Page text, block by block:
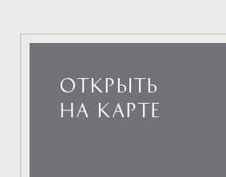
ОТКРЫТЬ
НА КАРТЕ